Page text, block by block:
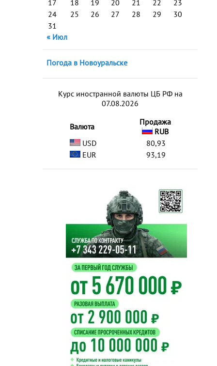
17
18 19 20 21 22
23
24
25 26 27 28 29
30
31
« Июл
Погода в Новоуральске
Курс иностранной валюты ЦБ РФ на
07.08.2026
Валюта
Продажа
RUB
USD
80,93
EUR
93,19